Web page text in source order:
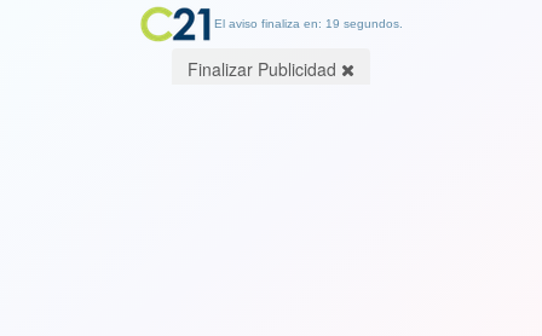
El aviso finaliza en: 19 segundos.
Finalizar Publicidad